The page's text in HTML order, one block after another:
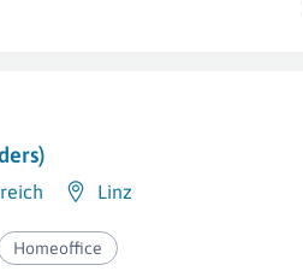
Linz
Homeoffice